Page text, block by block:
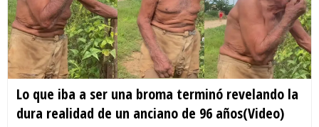
Lo que iba a ser una broma terminó revelando la
dura realidad de un anciano de 96 años(Video)